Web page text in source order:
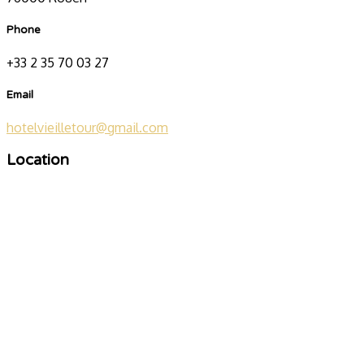
Phone
+33 2 35 70 03 27
Email
hotelvieilletour@gmail.com
Location